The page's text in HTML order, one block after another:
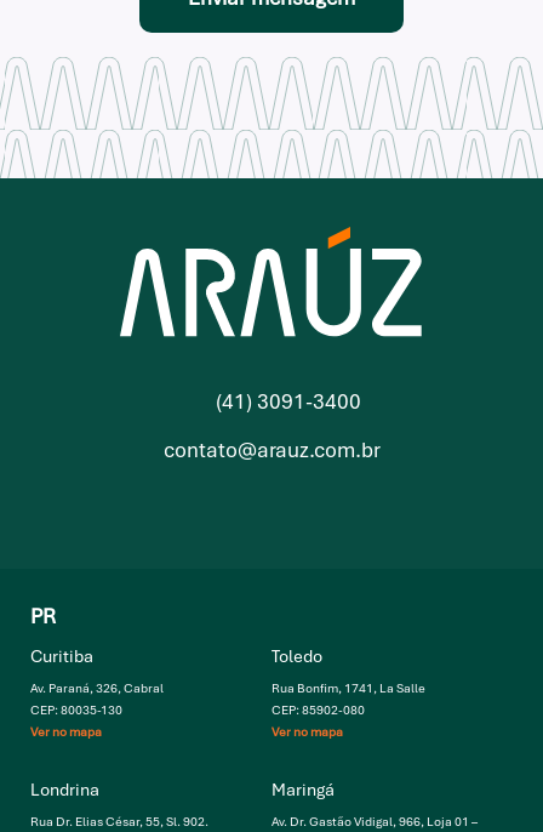
(41) 3091-3400
contato@arauz.com.br
PR
Curitiba
Av. Paraná, 326, Cabral
CEP: 80035-130
Ver no mapa
Toledo
Rua Bonfim, 1741, La Salle
CEP: 85902-080
Ver no mapa
Londrina
Rua Dr. Elias César, 55, Sl. 902.
Maringá
Av. Dr. Gastão Vidigal, 966, Loja 01 –